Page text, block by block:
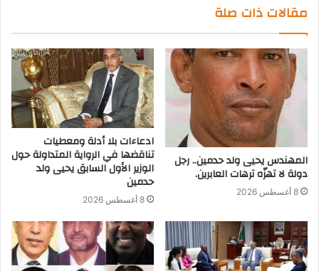
مقالات ذات صلة
المهندس يحيى ولد حدمين.. رجل
دولة لا تهزّه ترهات العابرين.
8 أغسطس 2026
ادعاءات بلا أدلة ومعطيات
تناقضها في الرواية المتداولة حول
الوزير الأول السابق يحيى ولد
حدمين
8 أغسطس 2026